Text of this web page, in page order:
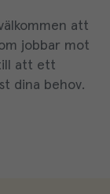
att
jobbar mot
att ett
dina behov.